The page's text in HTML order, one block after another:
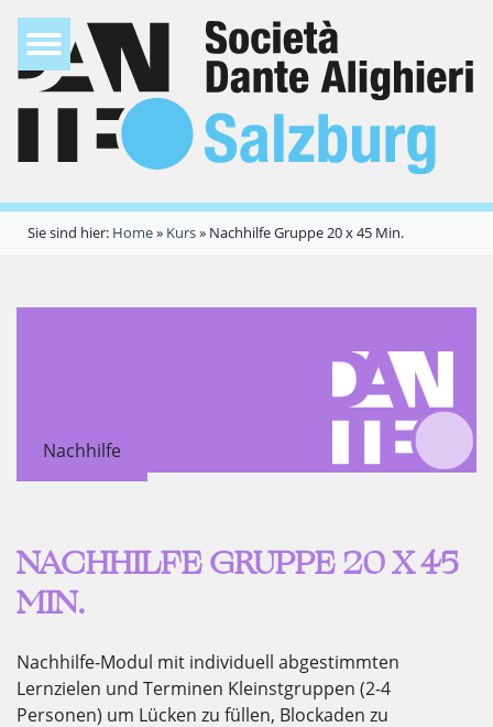
Sie sind hier: Home» Kurs» Nachhilfe Gruppe 20 x 45 Min.
Nachhilfe
NACHHILFE GRUPPE 20 X 45
MIN.
Nachhilfe-Modul mit individuell abgestimmten
Lernzielen und Terminen Kleinstgruppen (2-4
Personen) um Lücken zu füllen, Blockaden zu